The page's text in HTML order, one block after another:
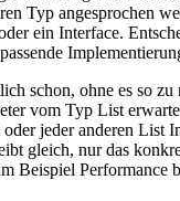
Typ angesprochen
ein Interface.
schon, ohne es so zu
vom Typ List
jeder anderen List
gleich, nur das
Beispiel Performance